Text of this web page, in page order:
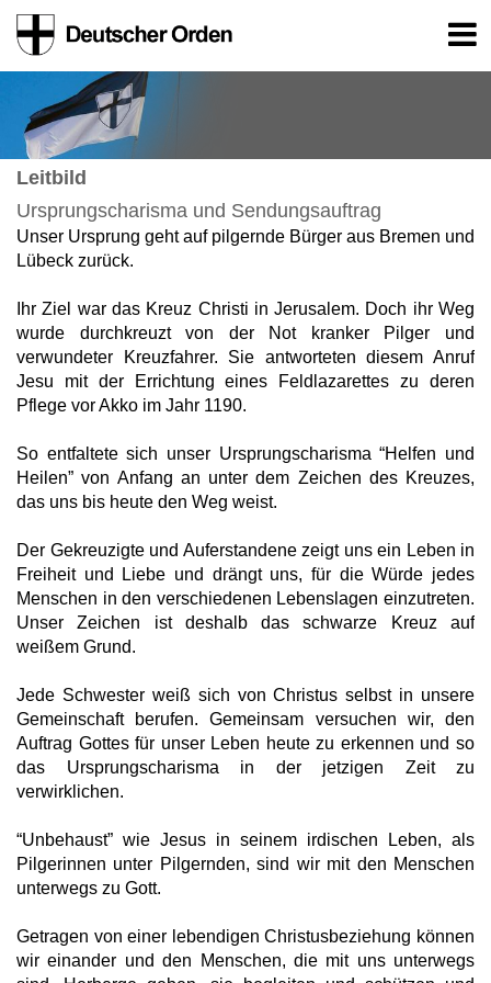
Leitbild
Ursprungscharisma und Sendungsauftrag
Unser Ursprung geht auf pilgernde Bürger aus Bremen und
Lübeck zurück.
Ihr Ziel war das Kreuz Christi in Jerusalem. Doch ihr Weg
wurde durchkreuzt von der Not kranker Pilger und
verwundeter Kreuzfahrer. Sie antworteten diesem Anruf
Jesu mit der Errichtung eines Feldlazarettes zu deren
Pflege vor Akko im Jahr 1190.
So entfaltete sich unser Ursprungscharisma “Helfen und
Heilen” von Anfang an unter dem Zeichen des Kreuzes,
das uns bis heute den Weg weist.
Der Gekreuzigte und Auferstandene zeigt uns ein Leben in
Freiheit und Liebe und drängt uns, für die Würde jedes
Menschen in den verschiedenen Lebenslagen einzutreten.
Unser Zeichen ist deshalb das schwarze Kreuz auf
weißem Grund.
Jede Schwester weiß sich von Christus selbst in unsere
Gemeinschaft berufen. Gemeinsam versuchen wir, den
Auftrag Gottes für unser Leben heute zu erkennen und so
das Ursprungscharisma in der jetzigen Zeit zu
verwirklichen.
“Unbehaust” wie Jesus in seinem irdischen Leben, als
Pilgerinnen unter Pilgernden, sind wir mit den Menschen
unterwegs zu Gott.
Getragen von einer lebendigen Christusbeziehung können
wir einander und den Menschen, die mit uns unterwegs